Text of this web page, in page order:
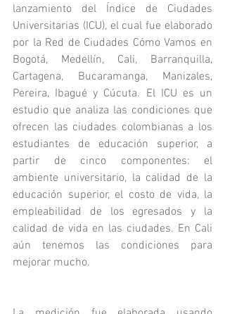
lanzamiento del Índice de Ciudades
Universitarias (ICU), el cual fue elaborado
por la Red de Ciudades Cómo Vamos en
Bogotá, Medellín, Cali, Barranquilla,
Cartagena, Bucaramanga, Manizales,
Pereira, Ibagué y Cúcuta. El ICU es un
estudio que analiza las condiciones que
ofrecen las ciudades colombianas a los
estudiantes de educación superior, a
partir de cinco componentes: el
ambiente universitario, la calidad de la
educación superior, el costo de vida, la
empleabilidad de los egresados y la
calidad de vida en las ciudades. En Cali
aún tenemos las condiciones para
mejorar mucho.